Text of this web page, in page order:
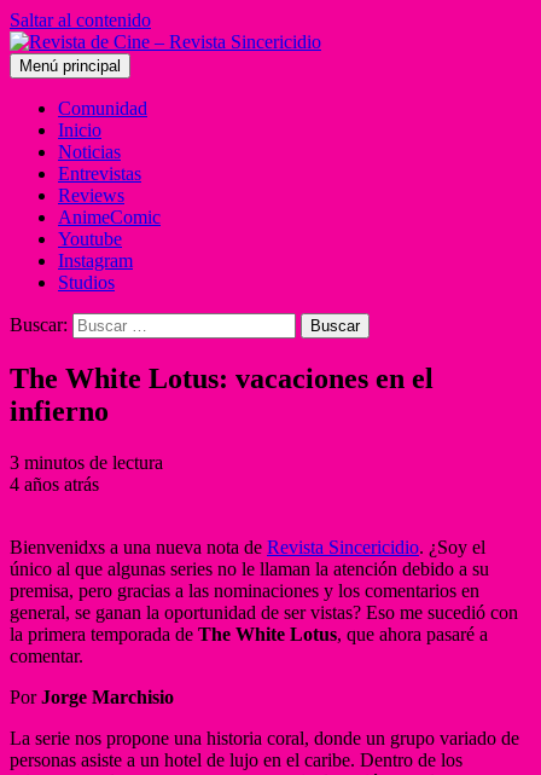
Saltar al contenido
Menú principal
Comunidad
Inicio
Noticias
Entrevistas
Reviews
AnimeComic
Youtube
Instagram
Studios
Buscar:
The White Lotus: vacaciones en el
infierno
3 minutos de lectura
4 años atrás
Bienvenidxs a una nueva nota de Revista Sincericidio. ¿Soy el
único al que algunas series no le llaman la atención debido a su
premisa, pero gracias a las nominaciones y los comentarios en
general, se ganan la oportunidad de ser vistas? Eso me sucedió con
la primera temporada de The White Lotus, que ahora pasaré a
comentar.
PorJorge Marchisio
La serie nos propone una historia coral, donde un grupo variado de
personas asiste a un hotel de lujo en el caribe. Dentro de los